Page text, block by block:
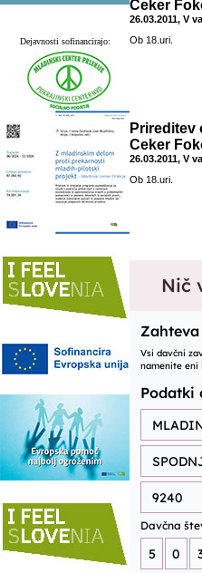
Dejavnosti sofinancirajo:
Ceker
26.03.2011, V
Ob 18.uri.
Prireditev
Ceker
26.03.2011, V
Ob 18.uri.